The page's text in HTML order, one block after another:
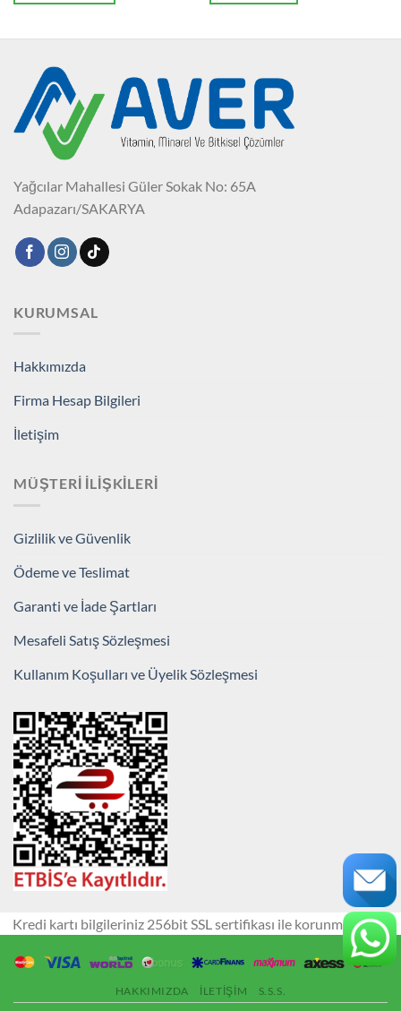
Yağcılar Mahallesi Güler Sokak No: 65A
Adapazarı/SAKARYA
KURUMSAL
Hakkımızda
Firma Hesap Bilgileri
İletişim
MÜŞTERI İLIŞKILERI
Gizlilik ve Güvenlik
Ödeme ve Teslimat
Garanti ve İade Şartları
Mesafeli Satış Sözleşmesi
Kullanım Koşulları ve Üyelik Sözleşmesi
Kredi kartı bilgileriniz 256bit SSL sertifikası ile korunmaktadır.
HAKKIMIZDA İLETIŞIM S.S.S.